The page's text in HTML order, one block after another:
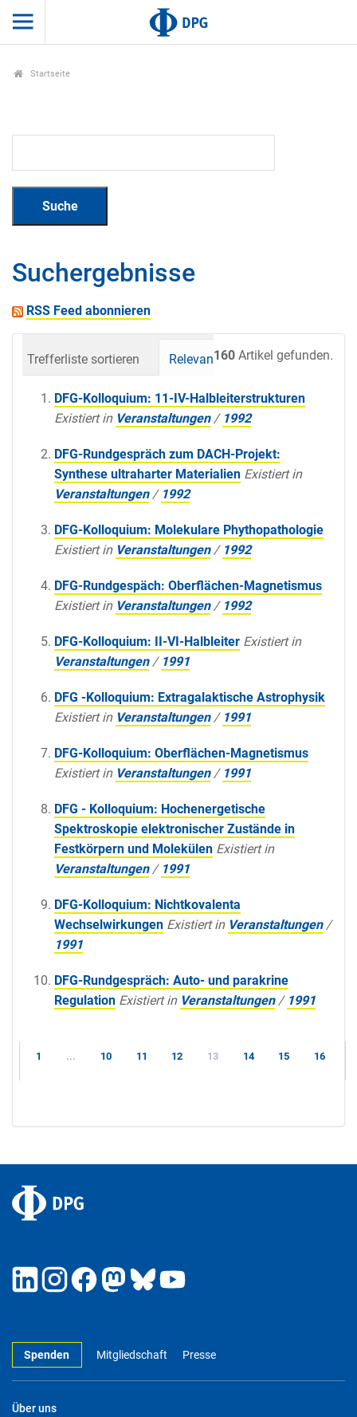
Startseite
Suchergebnisse
RSS Feed abonnieren
160 Artikel gefunden.
Trefferliste sortieren Relevanz Datum
DFG-Kolloquium: 11-IV-Halbleiterstrukturen
Existiert in Veranstaltungen / 1992
DFG-Rundgespräch zum DACH-Projekt:
Synthese ultraharter Materialien Existiert in
Veranstaltungen / 1992
DFG-Kolloquium: Molekulare Phythopathologie
Existiert in Veranstaltungen / 1992
DFG-Rundgespäch: Oberflächen-Magnetismus
Existiert in Veranstaltungen / 1992
DFG-Kolloquium: II-VI-Halbleiter Existiert in
Veranstaltungen / 1991
DFG -Kolloquium: Extragalaktische Astrophysik
Existiert in Veranstaltungen / 1991
DFG-Kolloquium: Oberflächen-Magnetismus
Existiert in Veranstaltungen / 1991
DFG - Kolloquium: Hochenergetische
Spektroskopie elektronischer Zustände in
Festkörpern und Molekülen Existiert in
Veranstaltungen / 1991
DFG-Kolloquium: Nichtkovalenta
Wechselwirkungen Existiert in Veranstaltungen /
1991
DFG-Rundgespräch: Auto- und parakrine
Regulation Existiert in Veranstaltungen / 1991
1 ... 10 11 12 13 14 15 16
Spenden Mitgliedschaft Presse
Über uns